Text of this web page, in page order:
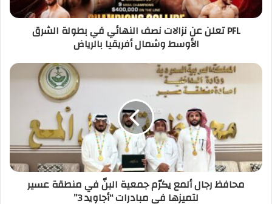
PFL تعلن عن نزالات نصف النهائي في بطولة الشرق
الأوسط وشمال أفريقيا بالرياض
محافظ رجال ألمع يكرّم جمعية البنّ في منطقة عسير
لتميزها في مبادرات “أجاويد 3”